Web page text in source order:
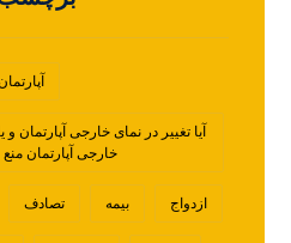
آیا تغییر در نمای خارجی
خارجی آپارتمان منع
ازدواج بیمه تصادف